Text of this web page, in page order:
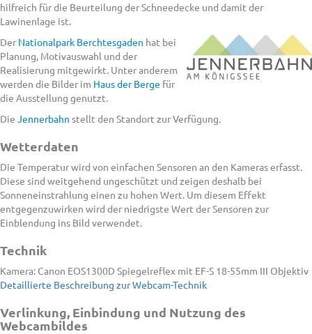
hilfreich für die Beurteilung der Schneedecke und damit der
Lawinenlage ist.
Der Nationalpark Berchtesgaden hat bei
Planung, Motivauswahl und der
Realisierung mitgewirkt. Unter anderem
werden die Bilder im Haus der Berge für
die Ausstellung genutzt.
Die Jennerbahn stellt den Standort zur Verfügung.
Wetterdaten
Die Temperatur wird von einfachen Sensoren an den Kameras erfasst.
Diese sind weitgehend ungeschützt und zeigen deshalb bei
Sonneneinstrahlung einen zu hohen Wert. Um diesem Effekt
entgegenzuwirken wird der niedrigste Wert der Sensoren zur
Einblendung ins Bild verwendet.
Technik
Kamera: Canon EOS1300D Spiegelreflex mit EF-S 18-55mm III Objektiv
Detaillierte Beschreibung zur Webcam-Technik
Verlinkung, Einbindung und Nutzung des
Webcambildes